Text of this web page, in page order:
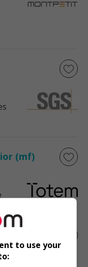
(mf)
to use your